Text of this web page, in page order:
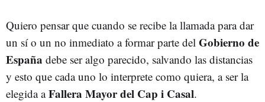
Quiero pensar que cuando se recibe la llamada para dar
un sí o un no inmediato a formar parte del Gobierno de
España debe ser algo parecido, salvando las distancias
y esto que cada uno lo interprete como quiera, a ser la
elegida aFallera Mayor del Cap i Casal.